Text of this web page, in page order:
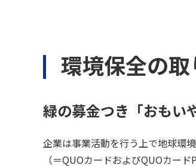
環境保全の
緑の募金つき「おもい
企業は事業活動を行う上で地球環
（＝QUOカードおよびQUOカー